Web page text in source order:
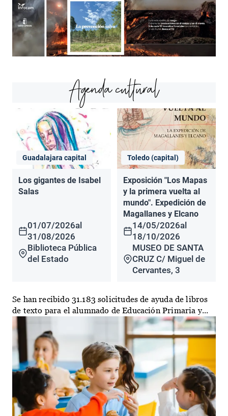
Agenda cultural
Guadalajara capital
Los gigantes de Isabel
Salas
01/07/2026al
31/08/2026
Biblioteca Pública
del Estado
Toledo (capital)
Exposición "Los Mapas
y la primera vuelta al
mundo". Expedición de
Magallanes y Elcano
14/05/2026al
18/10/2026
MUSEO DE SANTA
CRUZ C/ Miguel de
Cervantes, 3
Se han recibido 31.183 solicitudes de ayuda de libros
de texto para el alumnado de Educación Primaria y...